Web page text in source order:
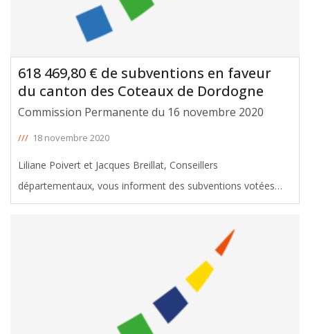
618 469,80 € de subventions en faveur
du canton des Coteaux de Dordogne
Commission Permanente du 16 novembre 2020
/// 18 novembre 2020
Liliane Poivert et Jacques Breillat, Conseillers
départementaux, vous informent des subventions votées
avec leur soutien en faveur du canton des Coteaux de
Dordogne, lors de la Commission permanente du 16